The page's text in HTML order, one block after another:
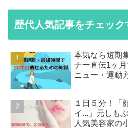
歴代人気記事をチェック
本気なら短期
ナー直伝1ヶ
ニュー・運動
１日５分！「
イ...」元しも
人気美容家の